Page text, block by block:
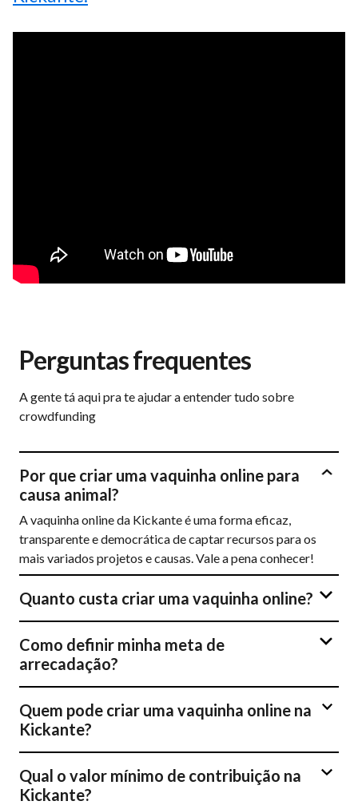
Perguntas frequentes
A gente tá aqui pra te ajudar a entender tudo sobre
crowdfunding
Por que criar uma vaquinha online para
causa animal?
A vaquinha online da Kickante é uma forma eficaz,
transparente e democrática de captar recursos para os
mais variados projetos e causas. Vale a pena conhecer!
Quanto custa criar uma vaquinha online?
Como definir minha meta de
arrecadação?
Quem pode criar uma vaquinha online na
Kickante?
Qual o valor mínimo de contribuição na
Kickante?